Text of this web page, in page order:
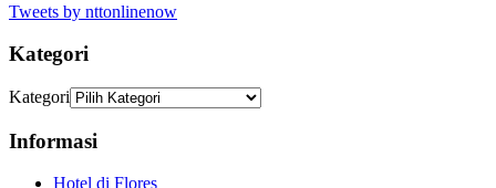
Tweets by nttonlinenow
Kategori
Kategori
Informasi
Hotel di Flores